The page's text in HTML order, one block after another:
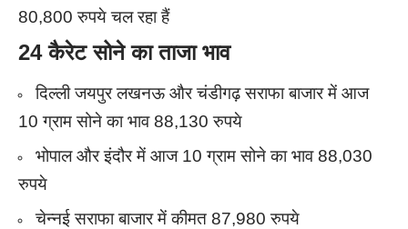
80,800 रुपये चल रहा हैं
24 कैरेट सोने का ताजा भाव
दिल्ली जयपुर लखनऊ और चंडीगढ़ सराफा बाजार में आज
10 ग्राम सोने का भाव 88,130 रुपये
भोपाल और इंदौर में आज 10 ग्राम सोने का भाव 88,030
रुपये
चेन्नई सराफा बाजार में कीमत 87,980 रुपये